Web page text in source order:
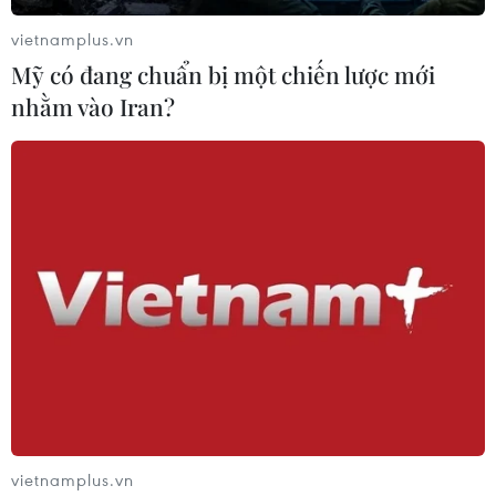
chống oxy hóa và các vitamin A, E, D giúp sản
phẩm có tính năng dưỡng ẩm sâu, hạn chế tình
trạng xuất hiện các nếp nhăn quanh mắt.
vietnamplus.vn
Mỹ có đang chuẩn bị một chiến lược mới
nhằm vào Iran?
vietnamplus.vn